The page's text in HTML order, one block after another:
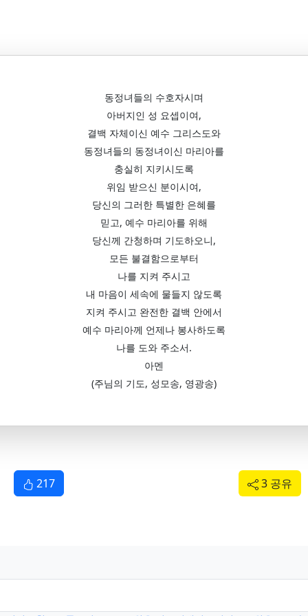
동정녀들의 수호자시며
아버지인 성 요셉이여,
결백 자체이신 예수 그리스도와
동정녀들의 동정녀이신 마리아를
충실히 지키시도록
위임 받으신 분이시여,
당신의 그러한 특별한 은혜를
믿고, 예수 마리아를 위해
당신께 간청하며 기도하오니,
모든 불결함으로부터
나를 지켜 주시고
내 마음이 세속에 물들지 않도록
지켜 주시고 완전한 결백 안에서
예수 마리아께 언제나 봉사하도록
나를 도와 주소서.
아멘
(주님의 기도, 성모송, 영광송)
217 3 공유